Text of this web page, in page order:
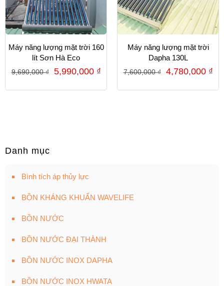
Máy năng lượng mặt trời 160
lít Sơn Hà Eco
9,690,000₫ 5,990,000 ₫
Máy năng lượng mặt trời
Dapha 130L
7,600,000₫ 4,780,000 ₫
Danh mục
Bình tích áp thủy lực
BỒN KHÁNG KHUẨN WAVELIFE
BỒN NƯỚC
BỒN NƯỚC ĐẠI THÀNH
BỒN NƯỚC INOX DAPHA
BỒN NƯỚC INOX HWATA